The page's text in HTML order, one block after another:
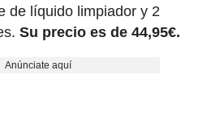
de líquido limpiador y 2
Su precio es de 44,95€.
Anúnciate aquí